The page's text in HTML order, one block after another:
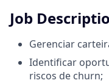
Job
Gerenciar
Identificar
riscos de churn;